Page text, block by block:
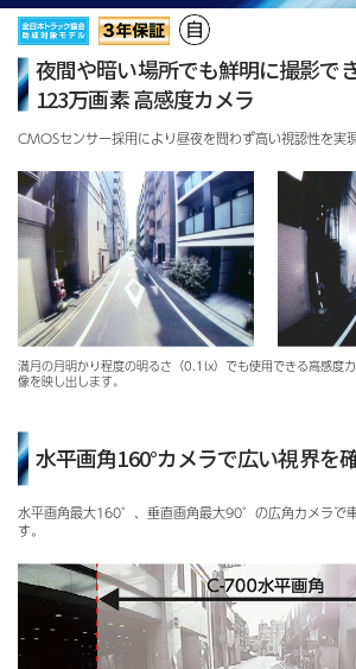
夜間や暗い場所でも鮮明に撮影で
123万画素 高感度カメラ
CMOSセンサー採用により昼夜を問わず高い視認性を実現
満月の⽉明かり程度の明るさ（0.1lx）でも使⽤できる⾼感度
像を映し出します。
水平画角160°カメラで広い視界を
⽔平画⾓最⼤160°、垂直画⾓最⼤90°の広角カメラで
す。